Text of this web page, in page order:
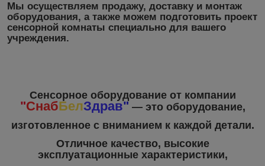
Мы осуществляем продажу, доставку и монтаж
оборудования, а также можем подготовить проект
сенсорной комнаты специально для вашего
учреждения.
Сенсорное оборудование от компании
"СнабБелЗдрав" ― это оборудование,
изготовленное с вниманием к каждой детали.
Отличное качество, высокие
эксплуатационные характеристики,